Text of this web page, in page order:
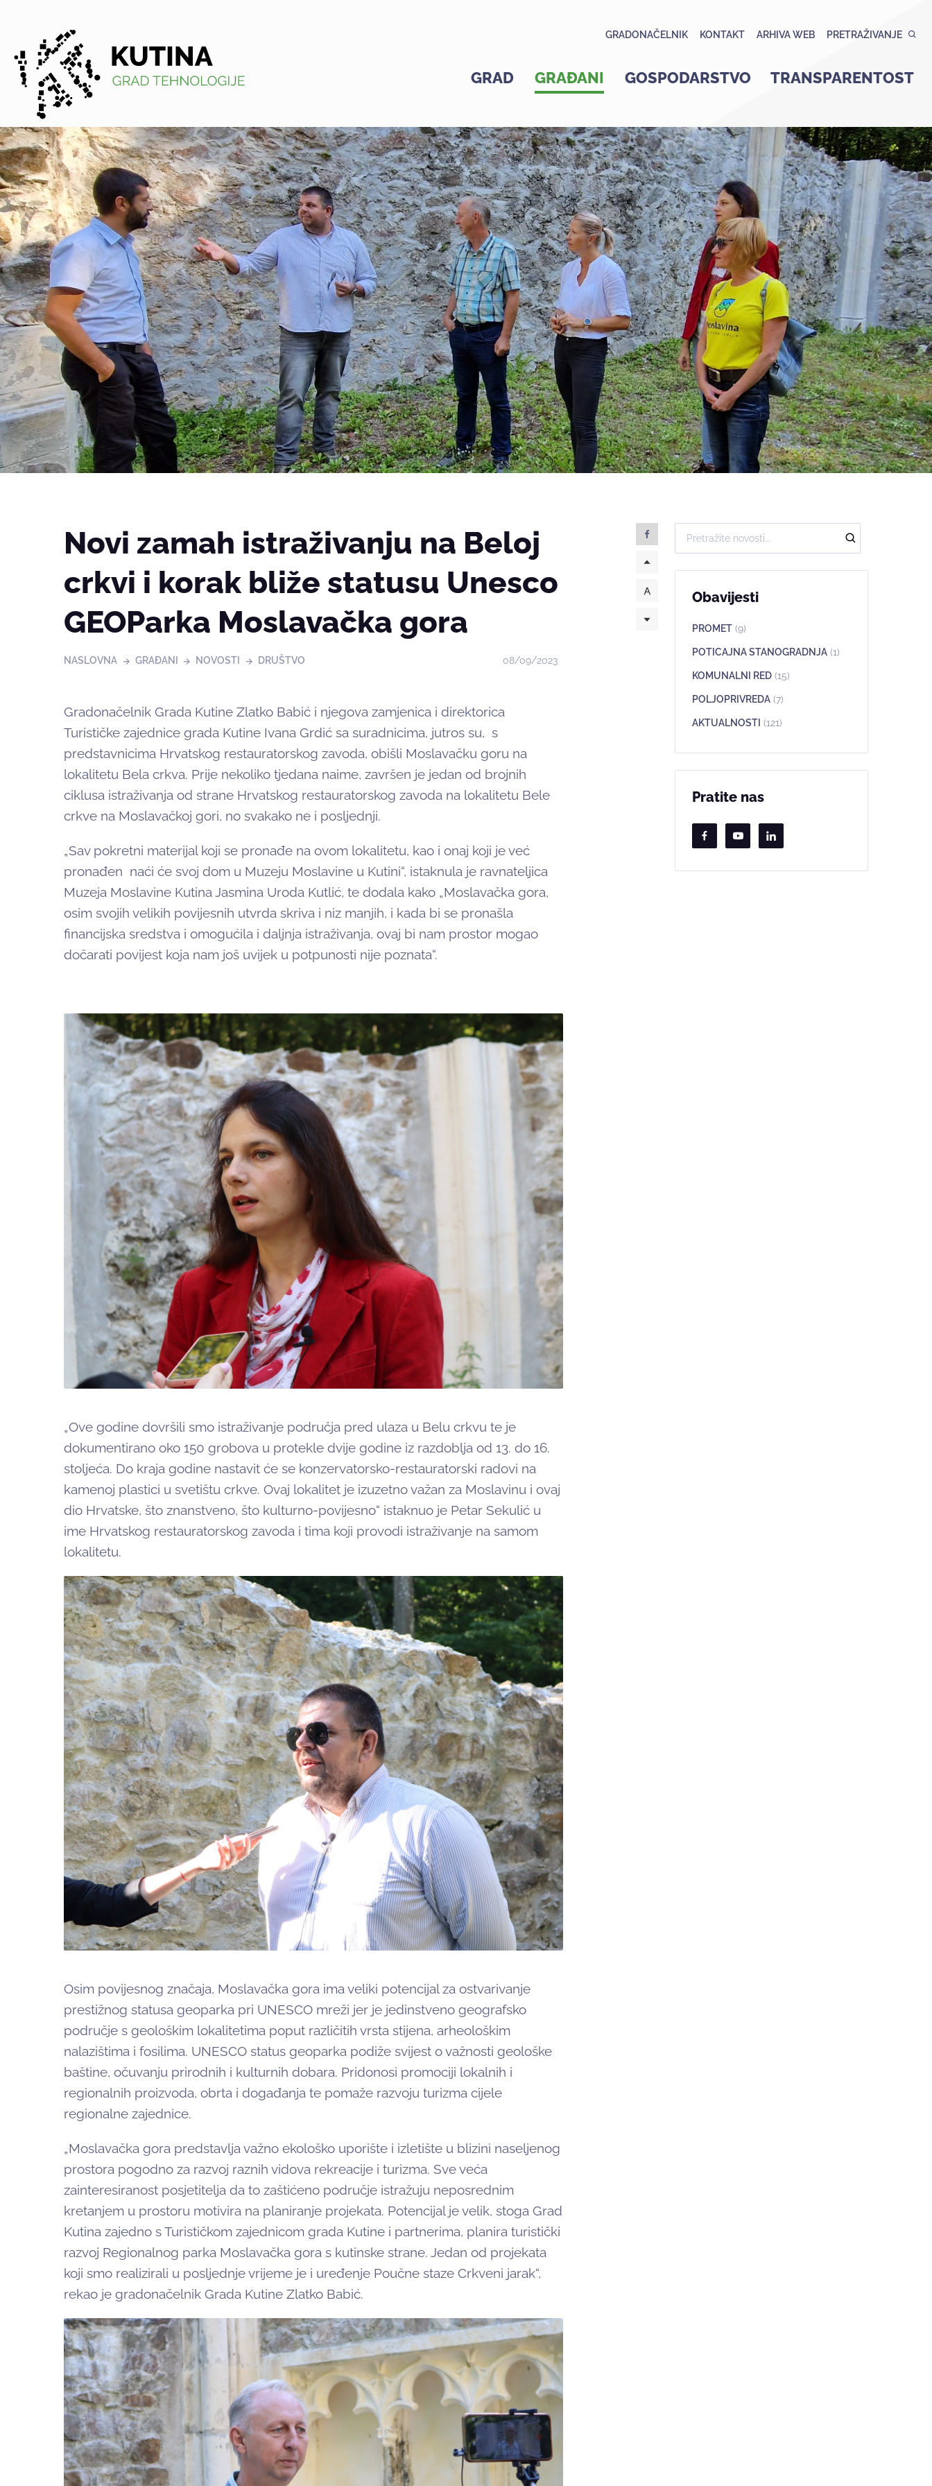
Kutina
GRADONAČELNIK KONTAKT ARHIVA WEB PRETRAŽIVANJE
GRAD GRAĐANI GOSPODARSTVO TRANSPARENTOST
Novi zamah istraživanju na Beloj
crkvi i korak bliže statusu Unesco
GEOParka Moslavačka gora
NASLOVNA GRAĐANI NOVOSTI DRUŠTVO 08/09/2023
Gradonačelnik Grada Kutine Zlatko Babić i njegova zamjenica i direktorica
Turističke zajednice grada Kutine Ivana Grdić sa suradnicima, jutros su, s
predstavnicima Hrvatskog restauratorskog zavoda, obišli Moslavačku goru na
lokalitetu Bela crkva. Prije nekoliko tjedana naime, završen je jedan od brojnih
ciklusa istraživanja od strane Hrvatskog restauratorskog zavoda na lokalitetu Bele
crkve na Moslavačkoj gori, no svakako ne i posljednji.
„Sav pokretni materijal koji se pronađe na ovom lokalitetu, kao i onaj koji je već
pronađen naći će svoj dom u Muzeju Moslavine u Kutini“, istaknula je ravnateljica
Muzeja Moslavine Kutina Jasmina Uroda Kutlić, te dodala kako „Moslavačka gora,
osim svojih velikih povijesnih utvrda skriva i niz manjih, i kada bi se pronašla
financijska sredstva i omogućila i daljnja istraživanja, ovaj bi nam prostor mogao
dočarati povijest koja nam još uvijek u potpunosti nije poznata“.
„Ove godine dovršili smo istraživanje područja pred ulaza u Belu crkvu te je
dokumentirano oko 150 grobova u protekle dvije godine iz razdoblja od 13. do 16.
stoljeća. Do kraja godine nastavit će se konzervatorsko-restauratorski radovi na
kamenoj plastici u svetištu crkve. Ovaj lokalitet je izuzetno važan za Moslavinu i ovaj
dio Hrvatske, što znanstveno, što kulturno-povijesno“ istaknuo je Petar Sekulić u
ime Hrvatskog restauratorskog zavoda i tima koji provodi istraživanje na samom
lokalitetu.
Osim povijesnog značaja, Moslavačka gora ima veliki potencijal za ostvarivanje
prestižnog statusa geoparka pri UNESCO mreži jer je jedinstveno geografsko
područje s geološkim lokalitetima poput različitih vrsta stijena, arheološkim
nalazištima i fosilima. UNESCO status geoparka podiže svijest o važnosti geološke
baštine, očuvanju prirodnih i kulturnih dobara. Pridonosi promociji lokalnih i
regionalnih proizvoda, obrta i događanja te pomaže razvoju turizma cijele
regionalne zajednice.
„Moslavačka gora predstavlja važno ekološko uporište i izletište u blizini naseljenog
prostora pogodno za razvoj raznih vidova rekreacije i turizma. Sve veća
zainteresiranost posjetitelja da to zaštićeno područje istražuju neposrednim
kretanjem u prostoru motivira na planiranje projekata. Potencijal je velik, stoga Grad
Kutina zajedno s Turističkom zajednicom grada Kutine i partnerima, planira turistički
razvoj Regionalnog parka Moslavačka gora s kutinske strane. Jedan od projekata
koji smo realizirali u posljednje vrijeme je i uređenje Poučne staze Crkveni jarak“,
rekao je gradonačelnik Grada Kutine Zlatko Babić.
Obavijesti
PROMET (9)
POTICAJNA STANOGRADNJA (1)
KOMUNALNI RED (15)
POLJOPRIVREDA (7)
AKTUALNOSTI (121)
Pratite nas